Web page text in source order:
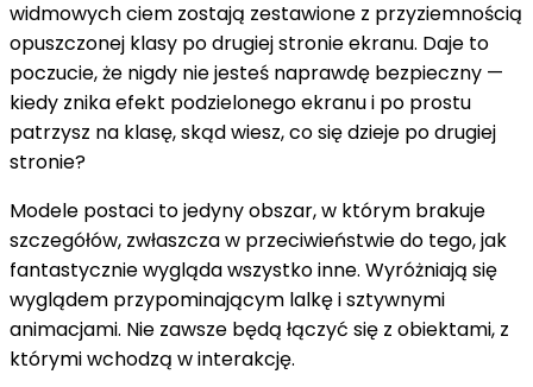
widmowych ciem zostają zestawione z przyziemnością
opuszczonej klasy po drugiej stronie ekranu. Daje to
poczucie, że nigdy nie jesteś naprawdę bezpieczny —
kiedy znika efekt podzielonego ekranu i po prostu
patrzysz na klasę, skąd wiesz, co się dzieje po drugiej
stronie?
Modele postaci to jedyny obszar, w którym brakuje
szczegółów, zwłaszcza w przeciwieństwie do tego, jak
fantastycznie wygląda wszystko inne. Wyróżniają się
wyglądem przypominającym lalkę i sztywnymi
animacjami. Nie zawsze będą łączyć się z obiektami, z
którymi wchodzą w interakcję.